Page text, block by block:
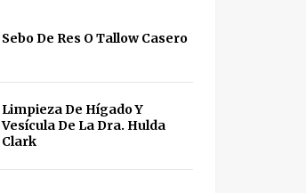
Sebo De Res O Tallow Casero
Limpieza De Hígado Y
Vesícula De La Dra. Hulda
Clark